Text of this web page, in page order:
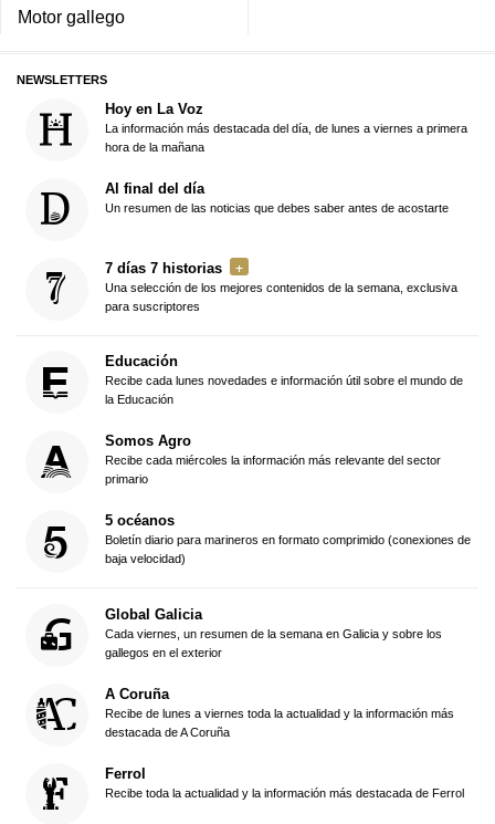
Motor gallego
NEWSLETTERS
Hoy en La Voz
La información más destacada del día, de lunes a viernes a primera
hora de la mañana
Al final del día
Un resumen de las noticias que debes saber antes de acostarte
7 días 7 historias
Una selección de los mejores contenidos de la semana, exclusiva
para suscriptores
Educación
Recibe cada lunes novedades e información útil sobre el mundo de
la Educación
Somos Agro
Recibe cada miércoles la información más relevante del sector
primario
5 océanos
Boletín diario para marineros en formato comprimido (conexiones de
baja velocidad)
Global Galicia
Cada viernes, un resumen de la semana en Galicia y sobre los
gallegos en el exterior
A Coruña
Recibe de lunes a viernes toda la actualidad y la información más
destacada de A Coruña
Ferrol
Recibe toda la actualidad y la información más destacada de Ferrol